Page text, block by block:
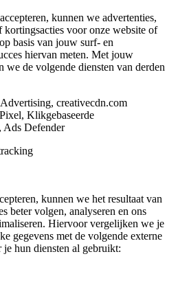
kunnen we advertenties,
kortingsacties voor onze website of
basis van jouw surf- en
hiervan meten. Met jouw
we de volgende diensten van derden
creativecdn.com
Klikgebaseerde
Ads Defender
kunnen we het resultaat van
beter volgen, analyseren en ons
Hiervoor vergelijken we je
gegevens met de volgende externe
je hun diensten al gebruikt: